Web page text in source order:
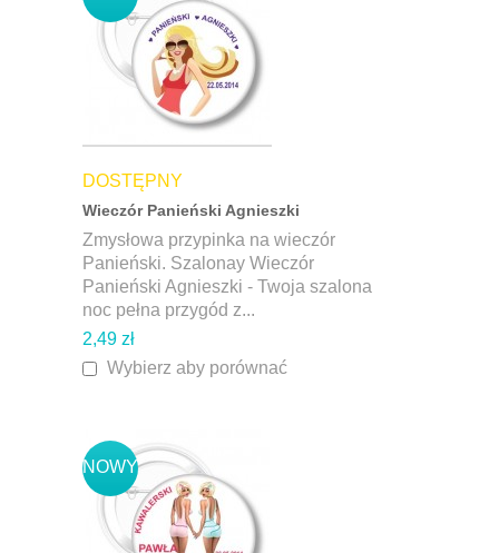
DOSTĘPNY
Wieczór Panieński Agnieszki
Zmysłowa przypinka na wieczór
Panieński. Szalonay Wieczór
Panieński Agnieszki - Twoja szalona
noc pełna przygód z...
2,49 zł
Wybierz aby porównać
NOWY